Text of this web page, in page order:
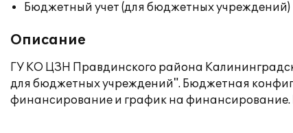
Бюджетный учет (для бюджетных учреждений)
Описание
ГУ КО ЦЗН Правдинского района
для бюджетных учреждений". Бюджетная
финансирование и график на финансирование.